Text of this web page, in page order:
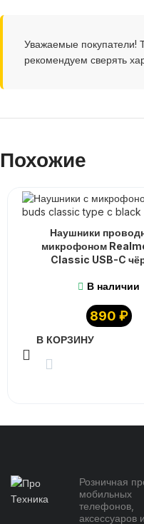
Уважаемые покупатели!
рекомендуем сверять
Похожие
Наушники
микрофоном
Classic USB-C
В наличии
890 ₽
В КОРЗИНУ
Розничная
мобильных
телефонов,
аксессуаров и